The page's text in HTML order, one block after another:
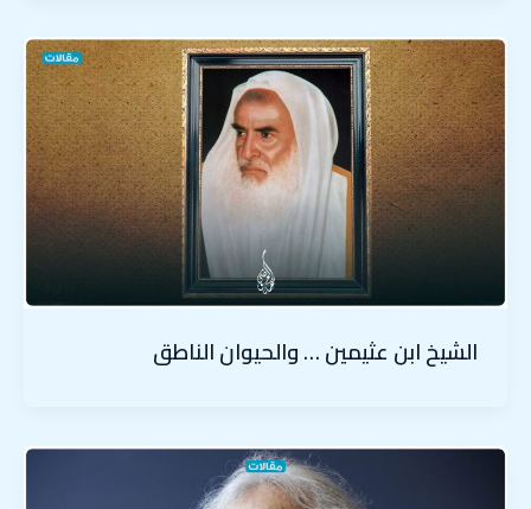
الشيخ ابن عثيمين … والحيوان الناطق